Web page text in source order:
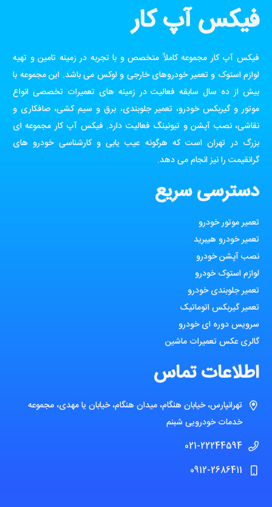
فیکس آپ کار
فیکس آپ کار مجموعه کاملاً متخصص و با تجربه در زمینه تامین و تهیه
لوازم استوک و تعمیر خودروهای خارجی و لوکس می باشد. این مجموعه با
بیش از ده سال سابقه فعالیت در زمینه های تعمیرات تخصصی انواع
موتور و گیربکس خودرو، تعمیر جلوبندی، برق و سیم کشی، صافکاری و
نقاشی، نصب آپشن و تیونینگ فعالیت دارد. فیکس آپ کار مجموعه ای
بزرگ در تهران است که هرگونه عیب یابی و کارشناسی خودرو های
گرانقیمت را نیز انجام می دهد.
دسترسی سریع
تعمیر موتور خودرو
تعمیر خودرو هیبرید
نصب آپشن خودرو
لوازم استوک خودرو
تعمیر جلوبندی خودرو
تعمیر گیربکس اتوماتیک
سرویس دوره ای خودرو
گالری عکس تعمیرات ماشین
اطلاعات تماس
تهرانپارس، خیابان هنگام، میدان هنگام، خیابان یا مهدی، مجموعه
خدمات خودرویی شبنم
021-22244594
0912-2686411